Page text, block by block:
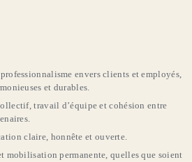
envers clients et employés,
et durables.
travail d’équipe et cohésion entre
claire, honnête et ouverte.
mobilisation permanente, quelles que soient